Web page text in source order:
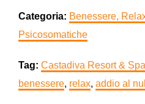
Categoria: Benessere,
Psicosomatiche
Tag: Castadiva Resort & Spa
benessere, relax, addio al